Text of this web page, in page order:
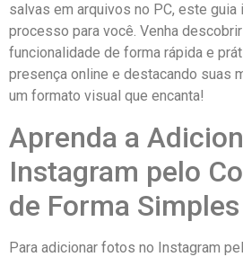
salvas⁣ em arquivos no PC, este​ guia
processo para você. Venha‍
funcionalidade de forma rápida ‌e
presença ⁣online e destacando suas
um formato⁢ visual que ⁤encanta!
Aprenda ⁤a
Instagram‍ pelo
⁣de‍ Forma
Para ‍adicionar fotos no Instagram